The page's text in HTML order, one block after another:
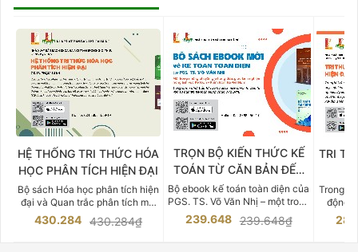
HỆ THỐNG TRI THỨC HÓA
HỌC PHÂN TÍCH HIỆN ĐẠI
Bộ sách Hóa học phân tích hiện
đại và Quan trắc phân tích môi
trường của Cố Giáo sư, Tiến sĩ
Phạm Luận là một trong những
430.284 430.284₫
TRỌN BỘ KIẾN THỨC KẾ
TOÁN TỪ CĂN BẢN ĐẾN
CHUYÊN SÂU
Bộ ebook kế toán toàn diện của
PGS. TS. Võ Văn Nhị – một trong
những chuyên gia hàng đầu,
giàu kinh nghiệm trong lĩnh vực
239.648 239.648₫
TRI
Trong
động
việc
tế và